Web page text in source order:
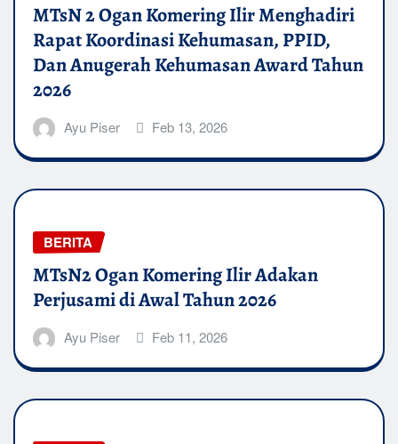
MTsN 2 Ogan Komering Ilir Menghadiri
Rapat Koordinasi Kehumasan, PPID,
Dan Anugerah Kehumasan Award Tahun
2026
Ayu Piser Feb 13, 2026
BERITA
MTsN2 Ogan Komering Ilir Adakan
Perjusami di Awal Tahun 2026
Ayu Piser Feb 11, 2026